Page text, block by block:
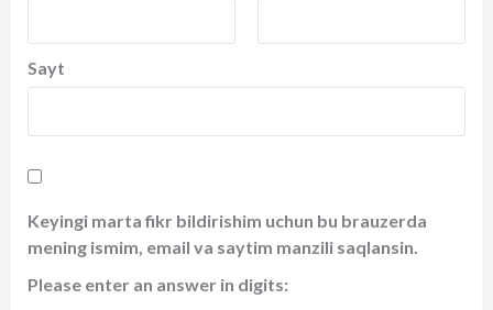
Sayt
Keyingi marta fikr bildirishim uchun bu brauzerda
mening ismim, email va saytim manzili saqlansin.
Please enter an answer in digits: